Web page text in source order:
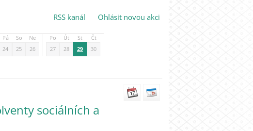
RSS kanál Ohlásit novou akci
Pá So
Ne
24 25 26
Po Út St
Čt
27
28 29 30
sociálních a